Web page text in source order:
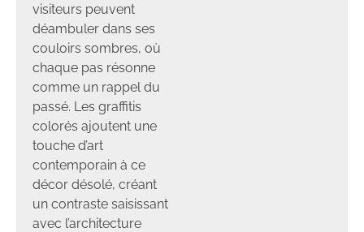
visiteurs peuvent
déambuler dans ses
couloirs sombres, où
chaque pas résonne
comme un rappel du
passé. Les graffitis
colorés ajoutent une
touche d’art
contemporain à ce
décor désolé, créant
un contraste saisissant
avec l’architecture